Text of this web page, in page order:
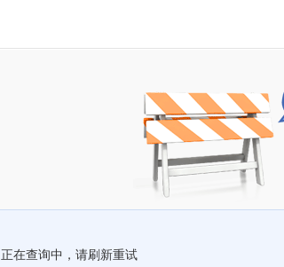
正在查询中，请刷新重试